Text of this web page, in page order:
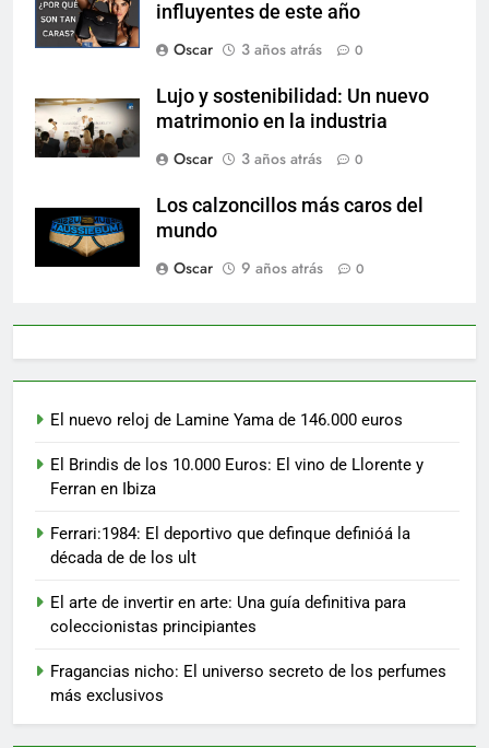
influyentes de este año
Oscar
3 años atrás 0
Lujo y sostenibilidad: Un nuevo
matrimonio en la industria
Oscar
3 años atrás 0
Los calzoncillos más caros del
mundo
Oscar
9 años atrás 0
El nuevo reloj de Lamine Yama de 146.000 euros
El Brindis de los 10.000 Euros: El vino de Llorente y
Ferran en Ibiza
Ferrari:1984: El deportivo que definque definióá la
década de de los ult
El arte de invertir en arte: Una guía definitiva para
coleccionistas principiantes
Fragancias nicho: El universo secreto de los perfumes
más exclusivos